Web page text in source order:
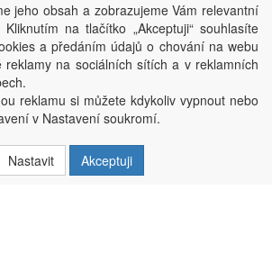
s.r.o. 2025, powered byABRA E-shop
1798, 686 03 Staré Město; IČO: 03220923; DIČ:
rejstříku dne 22. 7. 2014, krajský soud v
Brně oddíl C, vložka 84002
jeho obsah a zobrazujeme Vám relevantní
na tlačítko „Akceptuji“ souhlasíte
a předáním údajů o chování na webu
na sociálních sítích a v reklamních
reklamu si můžete kdykoliv vypnout nebo
v Nastavení soukromí.
Nastavit Akceptuji